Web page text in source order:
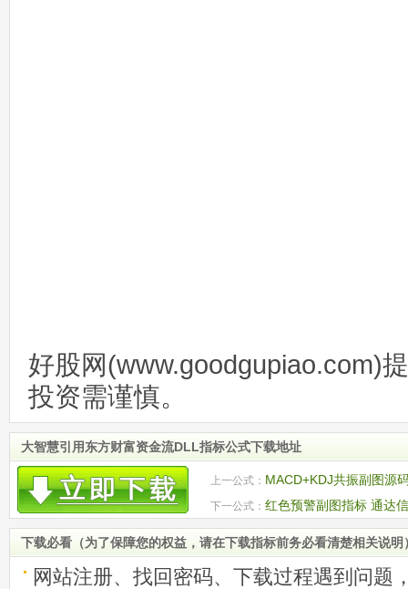
好股网(www.goodgupiao.com)
投资需谨慎。
大智慧引用东方财富资金流DLL指标公式下载地址
上一公式： MACD+KDJ共振副图源
下一公式： 红色预警副图指标 通达
下载必看（为了保障您的权益，请在下载指标前务必看清楚相关说明
网站注册、找回密码、下载过程遇到问题